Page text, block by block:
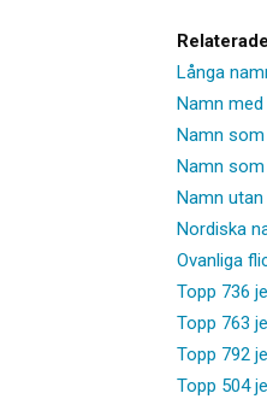
Långa
Namn
Namn
Namn
Namn
Nordiska
Ovanliga
Topp 736
Topp 763
Topp 792
Topp 504